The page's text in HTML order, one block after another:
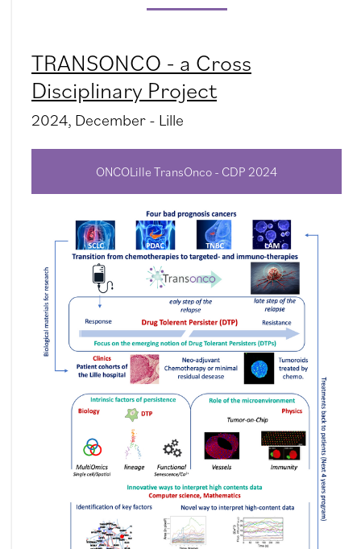
TRANSONCO - a Cross
Disciplinary Project
2024, December - Lille
ONCOLille TransOnco - CDP 2024